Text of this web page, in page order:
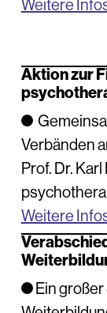
Weitere
Aktion zur
Verbänden
Prof. Dr.
Weitere
Ein